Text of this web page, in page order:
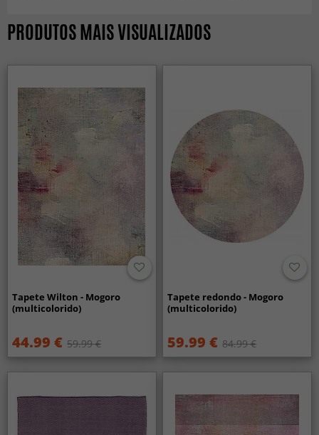
PRODUTOS MAIS VISUALIZADOS
Tapete Wilton - Mogoro
(multicolorido)
44.99 € 59.99 €
Tapete redondo - Mogoro
(multicolorido)
59.99 € 84.99 €